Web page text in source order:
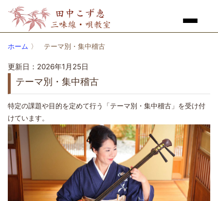
ホーム 〉 テーマ別・集中稽古
更新日：2026年1月25日
テーマ別・集中稽古
特定の課題や目的を定めて行う「テーマ別・集中稽古」を受け付
けています。